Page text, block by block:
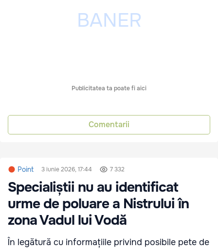
Publicitatea ta poate fi aici
Comentarii
Point 3 iunie 2026, 17:44 7 332
Specialiștii nu au identificat
urme de poluare a Nistrului în
zona Vadul lui Vodă
În legătură cu informațiile privind posibile pete de